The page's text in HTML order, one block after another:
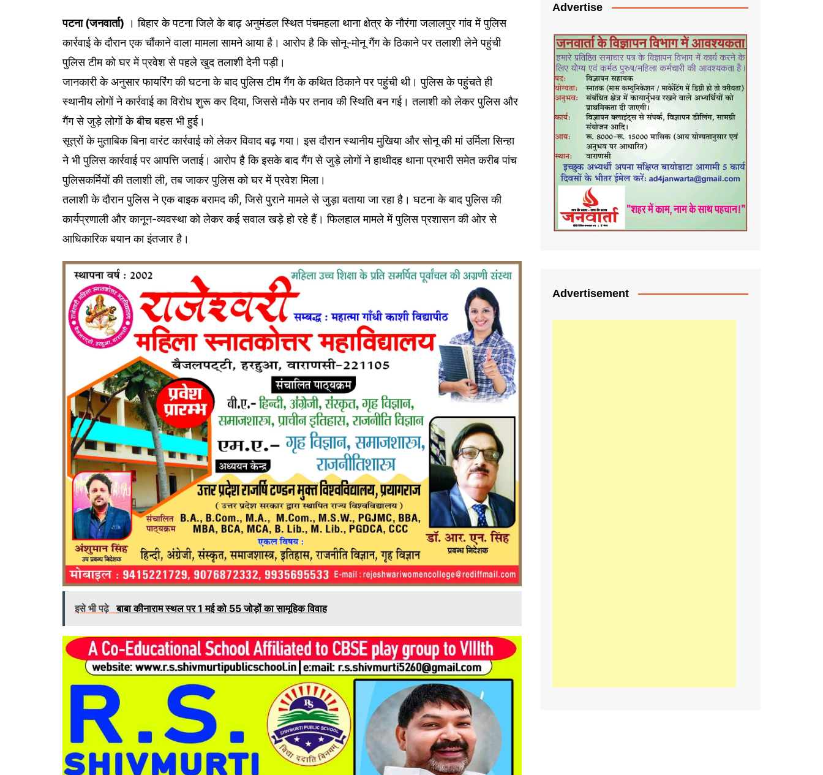
पटना (जनवार्ता) । बिहार के पटना जिले के बाढ़ अनुमंडल स्थित पंचमहला थाना क्षेत्र के नौरंगा जलालपुर गांव में पुलिस
कार्रवाई के दौरान एक चौंकाने वाला मामला सामने आया है। आरोप है कि सोनू-मोनू गैंग के ठिकाने पर तलाशी लेने पहुंची
पुलिस टीम को घर में प्रवेश से पहले खुद तलाशी देनी पड़ी।
जानकारी के अनुसार फायरिंग की घटना के बाद पुलिस टीम गैंग के कथित ठिकाने पर पहुंची थी। पुलिस के पहुंचते ही
स्थानीय लोगों ने कार्रवाई का विरोध शुरू कर दिया, जिससे मौके पर तनाव की स्थिति बन गई। तलाशी को लेकर पुलिस और
गैंग से जुड़े लोगों के बीच बहस भी हुई।
सूत्रों के मुताबिक बिना वारंट कार्रवाई को लेकर विवाद बढ़ गया। इस दौरान स्थानीय मुखिया और सोनू की मां उर्मिला सिन्हा
ने भी पुलिस कार्रवाई पर आपत्ति जताई। आरोप है कि इसके बाद गैंग से जुड़े लोगों ने हाथीदह थाना प्रभारी समेत करीब पांच
पुलिसकर्मियों की तलाशी ली, तब जाकर पुलिस को घर में प्रवेश मिला।
तलाशी के दौरान पुलिस ने एक बाइक बरामद की, जिसे पुराने मामले से जुड़ा बताया जा रहा है। घटना के बाद पुलिस की
कार्यप्रणाली और कानून-व्यवस्था को लेकर कई सवाल खड़े हो रहे हैं। फिलहाल मामले में पुलिस प्रशासन की ओर से
आधिकारिक बयान का इंतजार है।
इसे भी पढ़े बाबा कीनाराम स्थल पर 1 मई को 55 जोड़ों का सामूहिक विवाह
Advertise
Advertisement